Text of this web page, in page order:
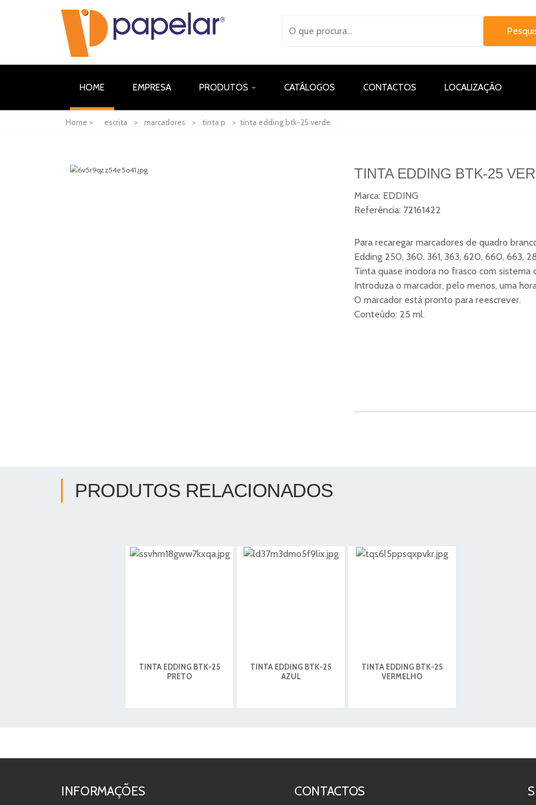
HOME (CURRENT)EMPRESA PRODUTOS CATÁLOGOS CONTACTOS LOCALIZAÇÃO
Home > escrita > marcadores > tinta p > tinta edding btk-25 verde
TINTA EDDING BTK-25
Marca: EDDING
Referência: 72161422
Para recaregar marcadores de quadro
Edding 250, 360, 361, 363, 620, 660, 663,
Tinta quase inodora no frasco com sistema
Introduza o marcador, pelo menos, uma
O marcador está pronto para reescrever.
Conteúdo: 25 ml.
PRODUTOS RELACIONADOS
TINTA EDDING BTK-25
PRETO
TINTA EDDING BTK-25
AZUL
TINTA EDDING BTK-25
VERMELHO
INFORMAÇÕES CONTACTOS